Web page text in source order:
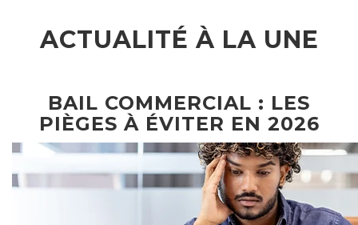
ACTUALITÉ À LA UNE
BAIL COMMERCIAL : LES
PIÈGES À ÉVITER EN 2026